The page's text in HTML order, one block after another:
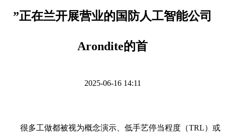
”正在兰开展营业的国防人工智能公司
Arondite的首
2025-06-16 14:11
很多工做都被视为概念演示、低手艺停当程度（TRL）或